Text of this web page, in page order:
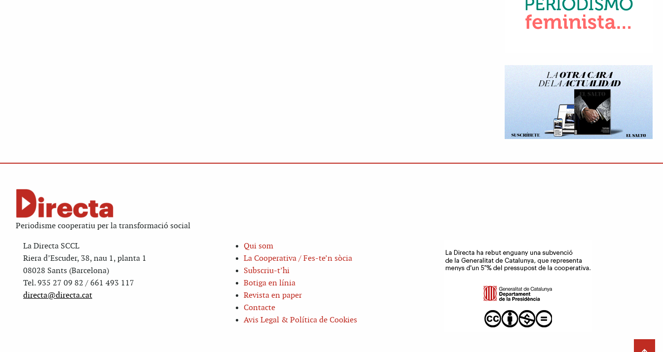
Periodisme cooperatiu per la transformació social
La Directa SCCL
Riera d’Escuder, 38, nau 1, planta 1
08028 Sants (Barcelona)
Tel. 935 27 09 82 / 661 493 117
directa@directa.cat
Qui som
La Cooperativa / Fes-te’n sòcia
Subscriu-t’hi
Botiga en línia
Revista en paper
Contacte
Avis Legal & Política de Cookies